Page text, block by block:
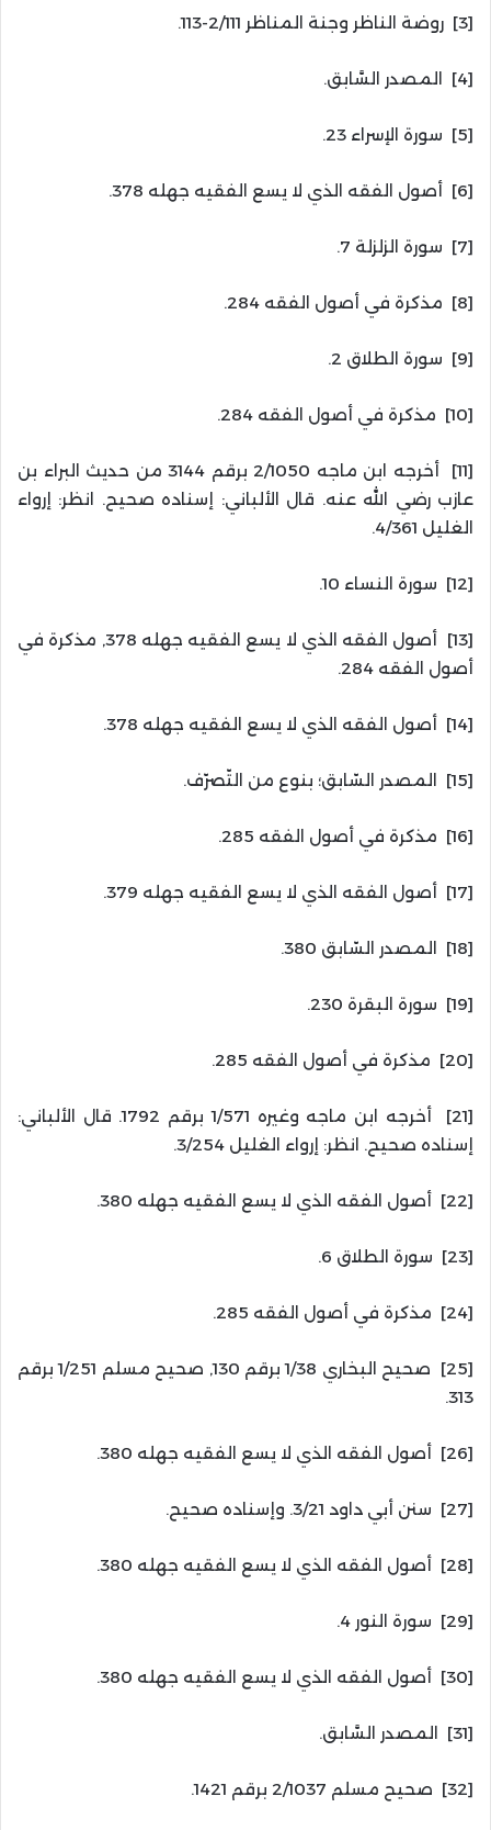
[3] روضة الناظر وجنة المناظر 2/111-113.
[4] المصدر السَّابق.
[5] سورة الإسراء 23.
[6] أصول الفقه الذي لا يسع الفقيه جهله 378.
[7] سورة الزلزلة 7.
[8] مذكرة في أصول الفقه 284.
[9] سورة الطلاق 2.
[10] مذكرة في أصول الفقه 284.
[11] أخرجه ابن ماجه 2/1050 برقم 3144 من حديث البراء بن
عازب رضي الله عنه. قال الألباني: إسناده صحيح. انظر: إرواء
الغليل 4/361.
[12] سورة النساء 10.
[13] أصول الفقه الذي لا يسع الفقيه جهله 378, مذكرة في
أصول الفقه 284.
[14] أصول الفقه الذي لا يسع الفقيه جهله 378.
[15] المصدر السّابق؛ بنوع من التّصرّف.
[16] مذكرة في أصول الفقه 285.
[17] أصول الفقه الذي لا يسع الفقيه جهله 379.
[18] المصدر السّابق 380.
[19] سورة البقرة 230.
[20] مذكرة في أصول الفقه 285.
[21] أخرجه ابن ماجه وغيره 1/571 برقم 1792. قال الألباني:
إسناده صحيح. انظر: إرواء الغليل 3/254.
[22] أصول الفقه الذي لا يسع الفقيه جهله 380.
[23] سورة الطلاق 6.
[24] مذكرة في أصول الفقه 285.
[25] صحيح البخاري 1/38 برقم 130, صحيح مسلم 1/251 برقم
313.
[26] أصول الفقه الذي لا يسع الفقيه جهله 380.
[27] سنن أبي داود 3/21. وإسناده صحيح.
[28] أصول الفقه الذي لا يسع الفقيه جهله 380.
[29] سورة النور 4.
[30] أصول الفقه الذي لا يسع الفقيه جهله 380.
[31] المصدر السَّابق.
[32] صحيح مسلم 2/1037 برقم 1421.